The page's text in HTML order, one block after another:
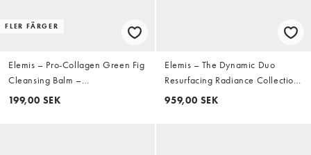
FLER FÄRGER
Elemis – Pro-Collagen Green Fig
Cleansing Balm –
Rengöringskräm 20g
199,00 SEK
Elemis – The Dynamic Duo
Resurfacing Radiance Collection
– Hudvårdsprodukter, spara 24%
959,00 SEK